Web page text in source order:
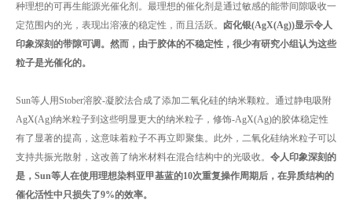
种理想的可再生能源光催化剂。最理想的催化剂是通过敏感的能带间隙吸收一
定范围内的光，表现出溶液的稳定性，而且活跃。 卤化银(AgX(Ag))显示令人
印象深刻的带隙可调。然而，由于胶体的不稳定性，很少有研究小组认为这些
粒子是光催化的。
Sun等人用Stober溶胶-凝胶法合成了添加二氧化硅的纳米颗粒。通过静电吸附
AgX(Ag)纳米粒子到这些明显更大的纳米粒子，修饰-AgX(Ag)的胶体稳定性
有了显著的提高，这意味着粒子不再立即聚集。此外，二氧化硅纳米粒子可以
支持共振光散射，这改善了纳米材料在混合结构中的光吸收。 令人印象深刻的
是，Sun等人在使用理想染料亚甲基蓝的10次重复操作周期后，在异质结构的
催化活性中只损失了9%的效率。